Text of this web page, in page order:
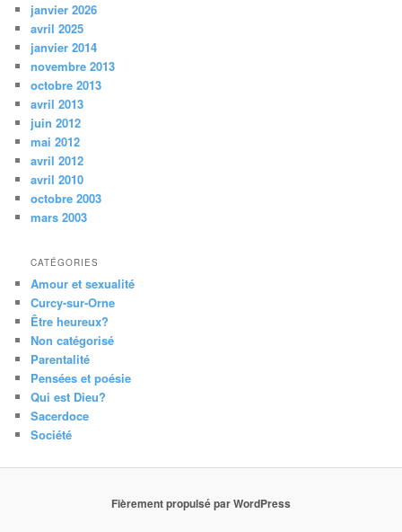
janvier 2026
avril 2025
janvier 2014
novembre 2013
octobre 2013
avril 2013
juin 2012
mai 2012
avril 2012
avril 2010
octobre 2003
mars 2003
CATÉGORIES
Amour et sexualité
Curcy-sur-Orne
Être heureux?
Non catégorisé
Parentalité
Pensées et poésie
Qui est Dieu?
Sacerdoce
Société
Fièrement propulsé par WordPress